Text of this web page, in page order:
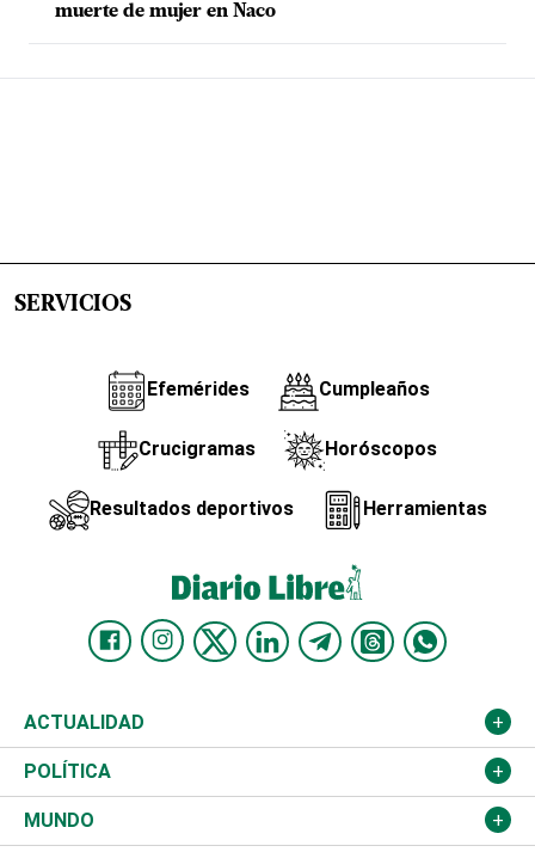
muerte de mujer en Naco
SERVICIOS
Efemérides Cumpleaños
Crucigramas Horóscopos
Resultados deportivos Herramientas
ACTUALIDAD
Nacional
Ciudad
POLÍTICA
Partidos
MUNDO